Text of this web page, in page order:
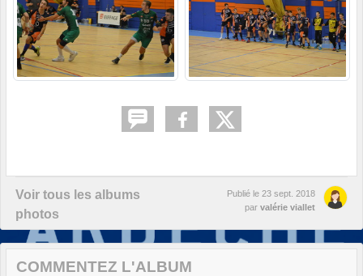
Voir tous les albums
photos
Publié le 23 sept. 2018
par valérie viallet
COMMENTEZ L'ALBUM